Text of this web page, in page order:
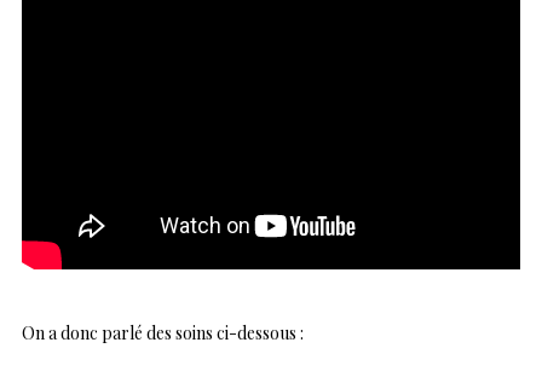
On a donc parlé des soins ci-dessous :